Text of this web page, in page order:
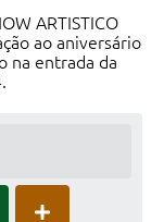
ARTISTICO
ao aniversário
na entrada da